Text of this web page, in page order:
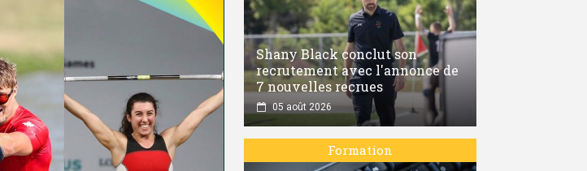
Shany Black conclut son
recrutement avec l'annonce de
7 nouvelles recrues
05 août 2026
Formation